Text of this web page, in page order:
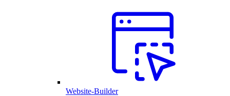
Website-Builder